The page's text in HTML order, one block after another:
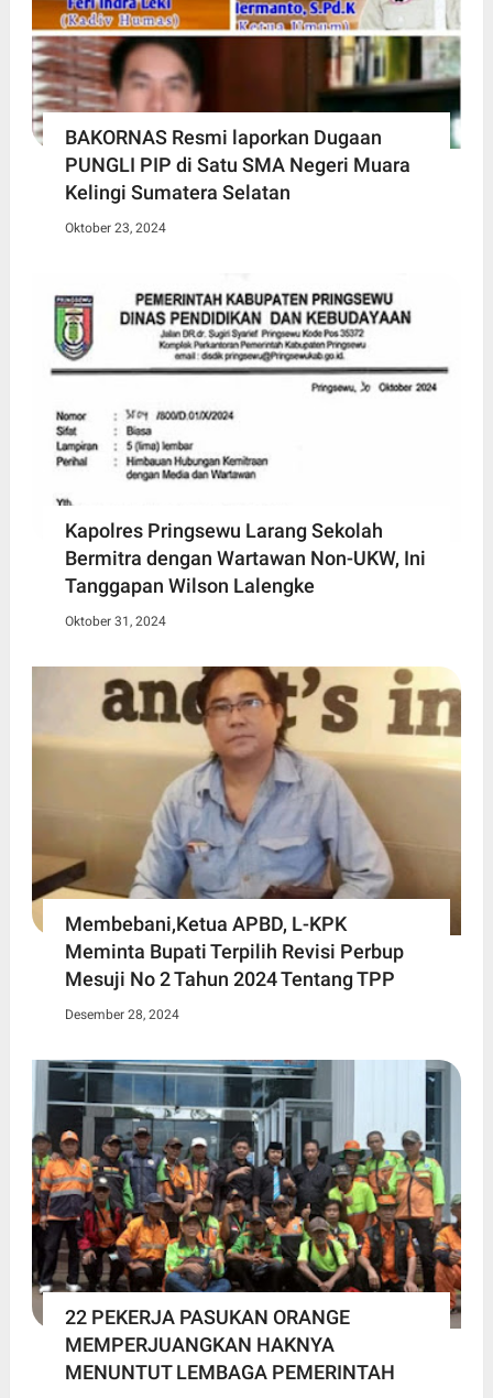
BAKORNAS Resmi laporkan Dugaan
PUNGLI PIP di Satu SMA Negeri Muara
Kelingi Sumatera Selatan
Oktober 23, 2024
Kapolres Pringsewu Larang Sekolah
Bermitra dengan Wartawan Non-UKW, Ini
Tanggapan Wilson Lalengke
Oktober 31, 2024
Membebani,Ketua APBD, L-KPK
Meminta Bupati Terpilih Revisi Perbup
Mesuji No 2 Tahun 2024 Tentang TPP
Desember 28, 2024
22 PEKERJA PASUKAN ORANGE
MEMPERJUANGKAN HAKNYA
MENUNTUT LEMBAGA PEMERINTAH